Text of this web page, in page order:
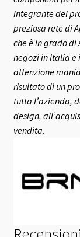
integrante del
preziosa rete di
che è in grado di
negozi in Italia e
attenzione
risultato di un
tutta l’azienda,
design,
vendita.